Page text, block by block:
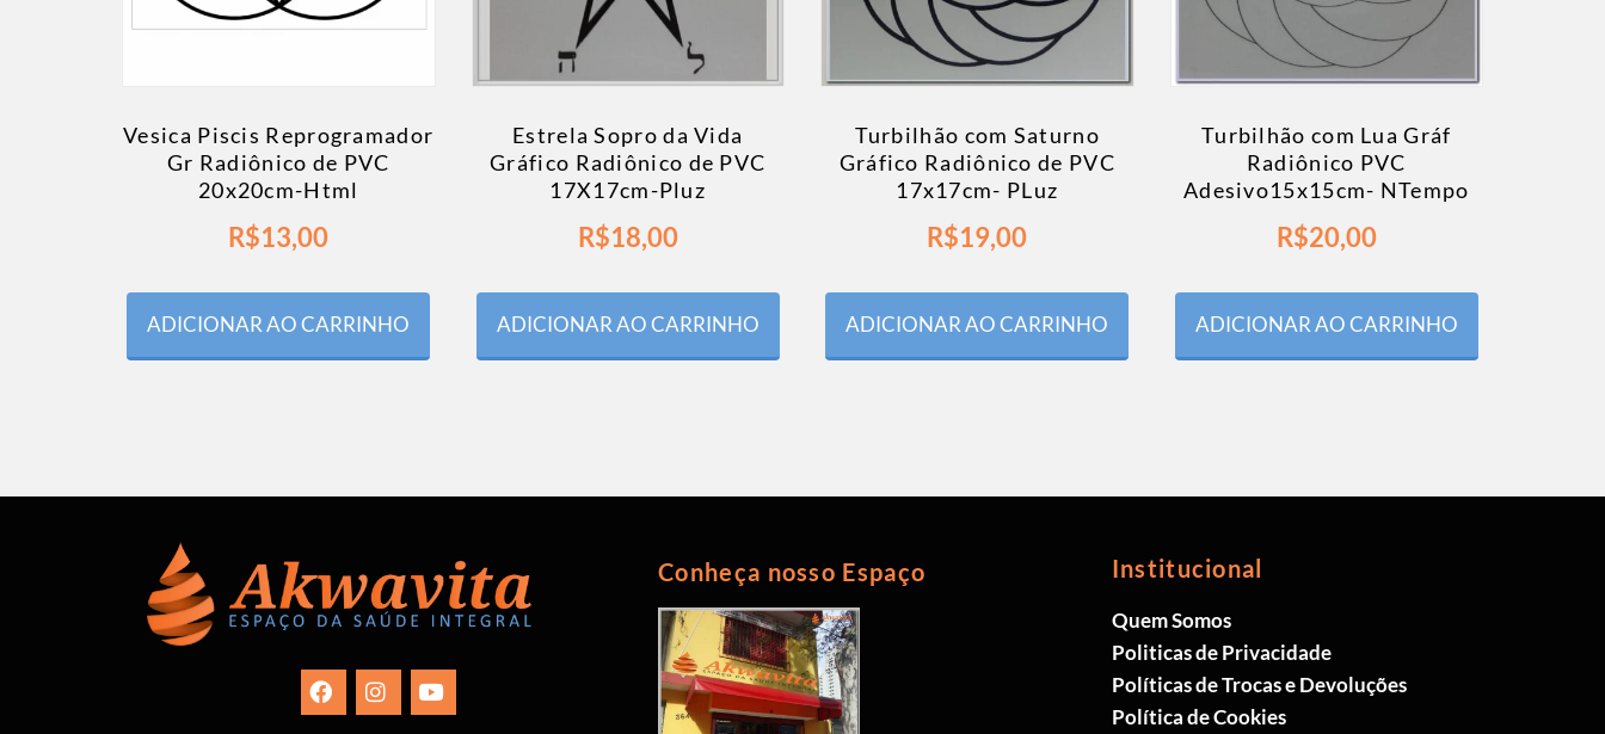
Vesica Piscis Reprogramador
Gr Radiônico de PVC
20x20cm-Html
R$13,00
ADICIONAR AO CARRINHO
Estrela Sopro da Vida
Gráfico Radiônico de PVC
17X17cm-Pluz
R$18,00
ADICIONAR AO CARRINHO
Turbilhão com Saturno
Gráfico Radiônico de PVC
17x17cm- PLuz
R$19,00
ADICIONAR AO CARRINHO
Turbilhão com Lua Gráf
Radiônico PVC
Adesivo15x15cm- NTempo
R$20,00
ADICIONAR AO CARRINHO
Conheça nosso Espaço Institucional
Quem Somos
Politicas de Privacidade
Políticas de Trocas e Devoluções
Política de Cookies